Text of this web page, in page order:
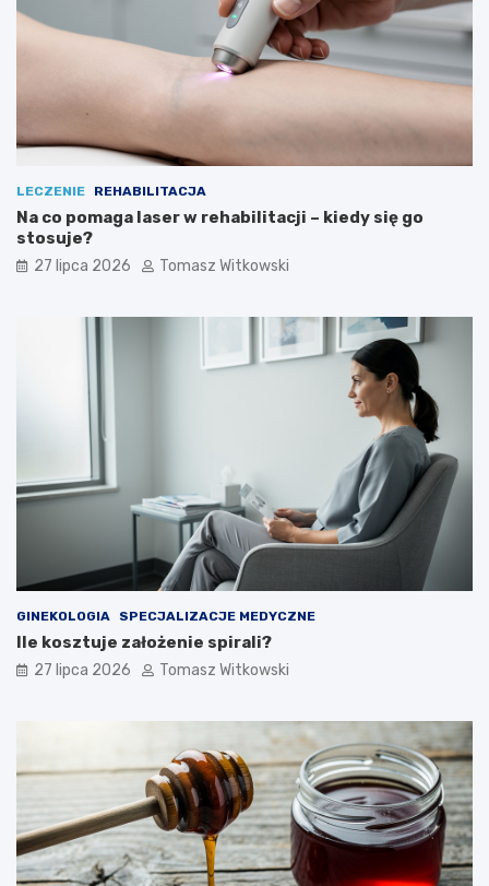
LECZENIE REHABILITACJA
Na co pomaga laser w rehabilitacji – kiedy się go
stosuje?
27 lipca 2026 Tomasz Witkowski
GINEKOLOGIA SPECJALIZACJE MEDYCZNE
Ile kosztuje założenie spirali?
27 lipca 2026 Tomasz Witkowski